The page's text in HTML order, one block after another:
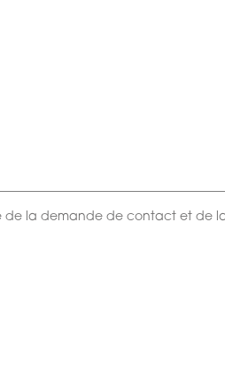
de la demande de contact et de